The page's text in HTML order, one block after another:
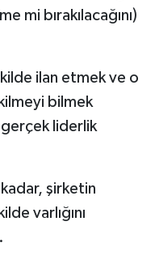
mi bırakılacağını)
ilan etmek ve o
bilmek
gerçek liderlik
şirketin
varlığını